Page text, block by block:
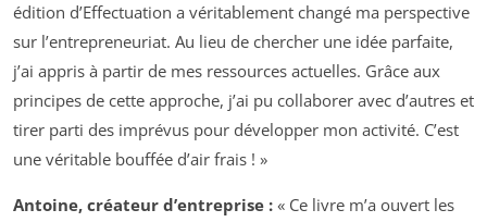
édition d’Effectuation a véritablement changé ma perspective
sur l’entrepreneuriat. Au lieu de chercher une idée parfaite,
j’ai appris à partir de mes ressources actuelles. Grâce aux
principes de cette approche, j’ai pu collaborer avec d’autres et
tirer parti des imprévus pour développer mon activité. C’est
une véritable bouffée d’air frais ! »
Antoine, créateur d’entreprise : « Ce livre m’a ouvert les